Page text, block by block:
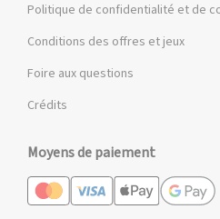
Politique de confidentialité et de
Conditions des offres et jeux
Foire aux questions
Crédits
Moyens de paiement